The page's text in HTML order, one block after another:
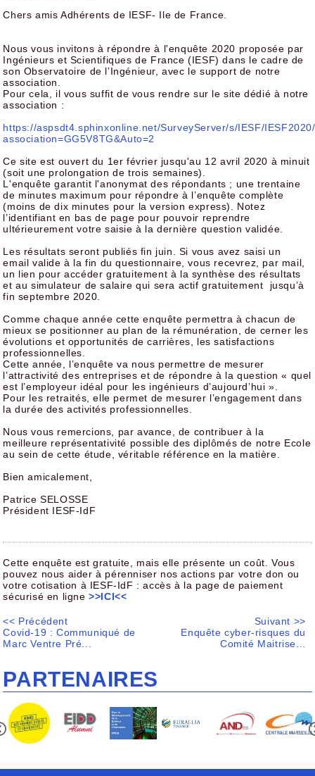
Chers amis Adhérents de IESF- Ile de France.
Nous vous invitons à répondre à l'enquête 2020 proposée par
Ingénieurs et Scientifiques de France (IESF) dans le cadre de
son Observatoire de l’Ingénieur, avec le support de notre
association.
Pour cela, il vous suffit de vous rendre sur le site dédié à notre
association :
https://aspsdt4.sphinxonline.net/SurveyServer/s/IESF/
association=GG5V8TG&Auto=2
Ce site est ouvert du 1er février jusqu'au 12 avril 2020 à minuit
(soit une prolongation de trois semaines).
L'enquête garantit l'anonymat des répondants ; une trentaine
de minutes maximum pour répondre à l’enquête complète
(moins de dix minutes pour la version express). Notez
l’identifiant en bas de page pour pouvoir reprendre
ultérieurement votre saisie à la dernière question validée.
Les résultats seront publiés fin juin. Si vous avez saisi un
email valide à la fin du questionnaire, vous recevrez, par mail,
un lien pour accéder gratuitement à la synthèse des résultats
et au simulateur de salaire qui sera actif gratuitement jusqu’à
fin septembre 2020.
Comme chaque année cette enquête permettra à chacun de
mieux se positionner au plan de la rémunération, de cerner les
évolutions et opportunités de carrières, les satisfactions
professionnelles.
Cette année, l’enquête va nous permettre de mesurer
l’attractivité des entreprises et de répondre à la question « quel
est l’employeur idéal pour les ingénieurs d’aujourd’hui ».
Pour les retraités, elle permet de mesurer l’engagement dans
la durée des activités professionnelles.
Nous vous remercions, par avance, de contribuer à la
meilleure représentativité possible des diplômés de notre Ecole
au sein de cette étude, véritable référence en la matière.
Bien amicalement,
Patrice SELOSSE
Président IESF-IdF
Cette enquête est gratuite, mais elle présente un coût. Vous
pouvez nous aider à pérenniser nos actions par votre don ou
votre cotisation à IESF-IdF : accès à la page de paiement
sécurisé en ligne>>ICI<<
<< Précédent
Covid-19 : Communiqué de
Marc Ventre Pré...
Suivant >>
Enquête cyber-risques du
Comité Maitrise...
PARTENAIRES